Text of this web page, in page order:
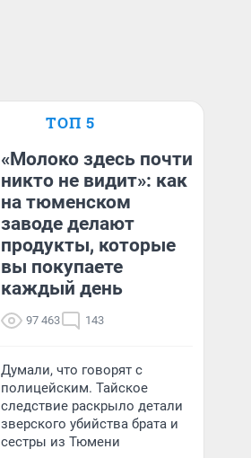
ТОП 5
«Молоко здесь почти
никто не видит»: как
на тюменском
заводе делают
продукты, которые
вы покупаете
каждый день
97 463 143
Думали, что говорят с
полицейским. Тайское
следствие раскрыло детали
зверского убийства брата и
сестры из Тюмени